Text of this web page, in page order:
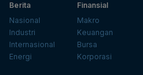
Berita
Nasional
Industri
Internasional
Energi
Finansial
Makro
Keuangan
Bursa
Korporasi